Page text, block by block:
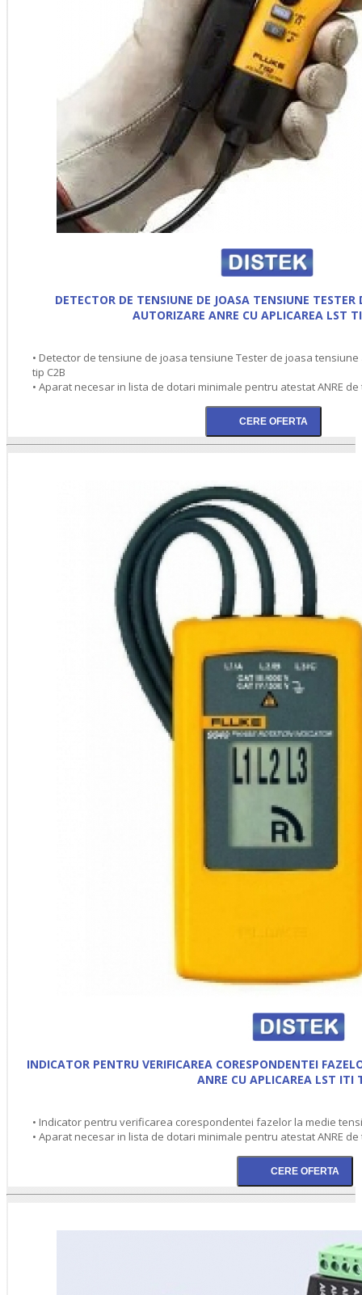
DETECTOR DE TENSIUNE DE JOASA TENSIUNE TESTER
AUTORIZARE ANRE CU APLICAREA LST
• Detector de tensiune de joasa tensiune Tester de joasa tensiune
tip C2B
• Aparat necesar in lista de dotari minimale pentru atestat ANRE de
INDICATOR PENTRU VERIFICAREA CORESPONDENTEI
ANRE CU APLICAREA LST ITI
• Indicator pentru verificarea corespondentei fazelor la medie
• Aparat necesar in lista de dotari minimale pentru atestat ANRE de